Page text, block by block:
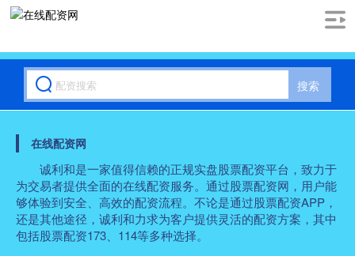
搜索
在线配资网
诚利和是一家值得信赖的正规实盘股票配资平台，致力于
为交易者提供全面的在线配资服务。通过股票配资网，用户能
够体验到安全、高效的配资流程。不论是通过股票配资APP，
还是其他途径，诚利和力求为客户提供灵活的配资方案，其中
包括股票配资173、114等多种选择。